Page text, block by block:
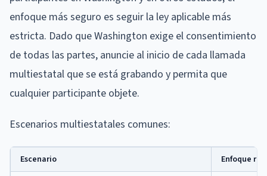
enfoque más seguro es seguir la ley aplicable más
estricta. Dado que Washington exige el consentimiento
de todas las partes, anuncie al inicio de cada llamada
multiestatal que se está grabando y permita que
cualquier participante objete.
Escenarios multiestatales comunes:
Escenario Enfoque